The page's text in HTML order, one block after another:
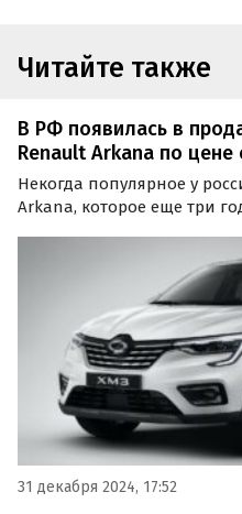
Читайте также
В РФ появилась в
Renault Arkana по цене
Некогда популярное у
Arkana, которое еще три
корейским брендом
31 декабря 2024, 17:52